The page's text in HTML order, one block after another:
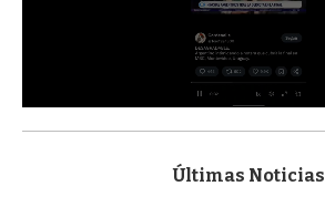
s
Últimas Noticias